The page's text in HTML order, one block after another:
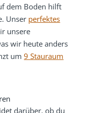
dem Boden hilft
Unser perfektes
unsere
wir heute anders
um9 Stauraum
darüber, ob du